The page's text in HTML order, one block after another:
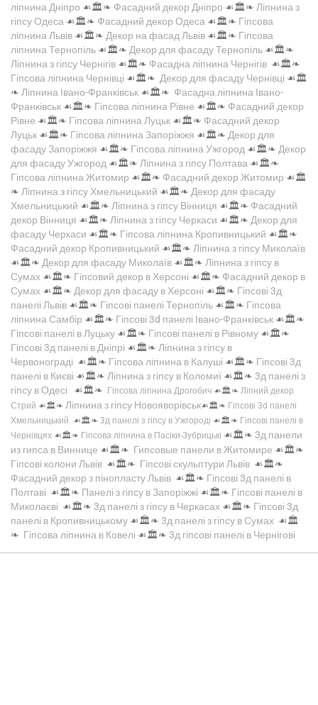
ліпнина Дніпро ☙🏛️❧ Фасадний декор Дніпро ☙🏛️❧ Ліпнина з
гіпсу Одеса ☙🏛️❧ Фасадний декор Одеса ☙🏛️❧ Гіпсова
ліпнина Львів ☙🏛️❧ Декор на фасад Львів ☙🏛️❧ Гіпсова
ліпнина Тернопіль ☙🏛️❧ Декор для фасаду Тернопіль ☙🏛️❧
Ліпнина з гіпсу Чернігів ☙🏛️❧ Фасадна ліпнина Чернігів ☙🏛️❧
Гіпсова ліпнина Чернівці ☙🏛️❧ Декор для фасаду Чернівці ☙🏛️
❧ Ліпнина Івано-Франківськ ☙🏛️❧ Фасадна ліпнина Івано-
Франківськ ☙🏛️❧ Гіпсова ліпнина Рівне ☙🏛️❧ Фасадний декор
Рівне ☙🏛️❧ Гіпсова ліпнина Луцьк ☙🏛️❧ Фасадний декор
Луцьк ☙🏛️❧ Гіпсова ліпнина Запоріжжя ☙🏛️❧ Декор для
фасаду Запоріжжя ☙🏛️❧ Гіпсова ліпнина Ужгород ☙🏛️❧ Декор
для фасаду Ужгород ☙🏛️❧ Ліпнина з гіпсу Полтава ☙🏛️❧
Гіпсова ліпнина Житомир ☙🏛️❧ Фасадний декор Житомир ☙🏛️
❧ Ліпнина з гіпсу Хмельницький ☙🏛️❧ Декор для фасаду
Хмельницький ☙🏛️❧ Ліпнина з гіпсу Вінниця ☙🏛️❧ Фасадний
декор Вінниця ☙🏛️❧ Ліпнина з гіпсу Черкаси ☙🏛️❧ Декор для
фасаду Черкаси ☙🏛️❧ Гіпсова ліпнина Кропивницький ☙🏛️❧
Фасадний декор Кропивницький ☙🏛️❧ Ліпнина з гіпсу Миколаїв
☙🏛️❧ Декор для фасаду Миколаїв ☙🏛️❧ Ліпнина з гіпсу в
Сумах ☙🏛️❧ Гіпсовий декор в Херсоні ☙🏛️❧ Фасадний декор в
Сумах ☙🏛️❧ Декор для фасаду в Херсоні ☙🏛️❧ Гіпсові 3д
панелі Львів ☙🏛️❧ Гіпсові панелі Тернопіль ☙🏛️❧ Гіпсова
ліпнина Самбір ☙🏛️❧ Гіпсові 3d панелі Івано-Франківськ ☙🏛️❧
Гіпсові панелі в Луцьку ☙🏛️❧ Гіпсові панелі в Рівному ☙🏛️❧
Гіпсові 3д панелі в Дніпрі ☙🏛️❧ Ліпнина з гіпсу в
Червонограді ☙🏛️❧ Гіпсова ліпнина в Калуші ☙🏛️❧ Гіпсові 3д
панелі в Києві ☙🏛️❧ Ліпнина з гіпсу в Коломиї ☙🏛️❧ 3д панелі з
гіпсу в Одесі ☙🏛️❧ Гіпсова ліпнина Дрогобич ☙🏛️❧ Ліпний декор
Стрий ☙🏛️❧ Ліпнина з гіпсу Новояворівськ☙🏛️❧ Гіпсові 3d панелі
Хмельницький ☙🏛️❧ 3д панелі з гіпсу в Ужгороді ☙🏛️❧ Гіпсові панелі в
Чернівцях ☙🏛️❧ Гіпсова ліпнина в Пасіки-Зубрицькі ☙🏛️❧ 3д панели
из гипса в Виннице ☙🏛️❧ Гипсовые панели в Житомире ☙🏛️❧
Гіпсові колони Львів ☙🏛️❧ Гіпсові скульптури Львів ☙🏛️❧
Фасадний декор з пінопласту Львів ☙🏛️❧ Гіпсові 3д панелі в
Полтаві ☙🏛️❧ Панелі з гіпсу в Запоріжжі ☙🏛️❧ Гіпсові панелі в
Миколаєві ☙🏛️❧ 3д панелі з гіпсу в Черкасах ☙🏛️❧ Гіпсові 3д
панелі в Кропивницькому ☙🏛️❧ 3д панелі з гіпсу в Сумах ☙🏛️
❧ Гіпсова ліпнина в Ковелі ☙🏛️❧ 3д гіпсові панелі в Чернігові